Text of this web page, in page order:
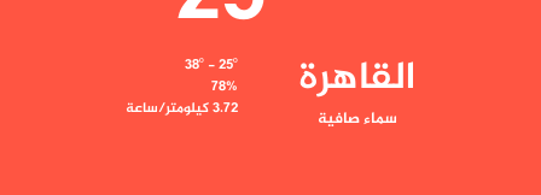
القاهرة
سماء صافية
78%
3.72 كيلومتر/ساعة